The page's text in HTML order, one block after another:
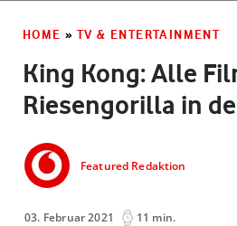
HOME » TV & ENTERTAINMENT
King Kong: Alle
Riesengorilla in
Featured Redaktion
03. Februar 2021 11 min.